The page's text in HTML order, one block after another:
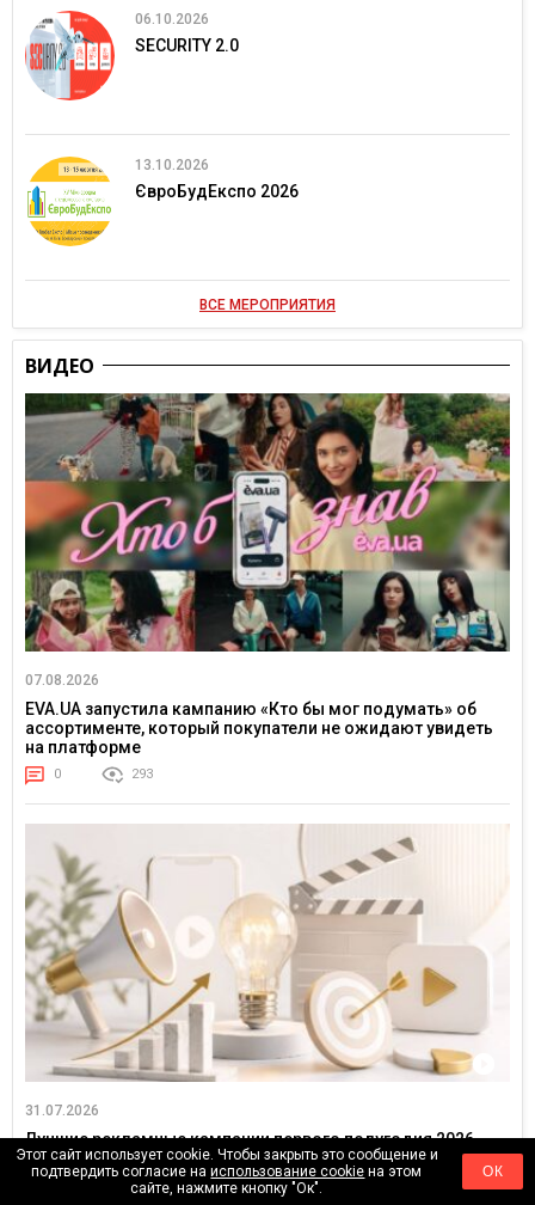
06.10.2026
SECURITY 2.0
13.10.2026
ЄвроБудЕкспо 2026
ВСЕ МЕРОПРИЯТИЯ
ВИДЕО
07.08.2026
EVA.UA запустила кампанию «Кто бы мог подумать» об
ассортименте, который покупатели не ожидают увидеть
на платформе
0 293
31.07.2026
Лучшие рекламные кампании первого полугодия 2026
года: какие бренды задавали тон в отрасли
765
Этот сайт использует cookie. Чтобы закрыть это сообщение и
подтвердить согласие наиспользование cookie на этом
сайте, нажмите кнопку "Ок".
ОК